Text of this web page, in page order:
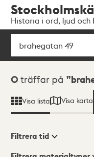
navigationen
huvudinnehållet
Historia i ord, ljud och
Sök
Sökresultat
0 träffar på
Visa lista Visa karta
Filtrera tid